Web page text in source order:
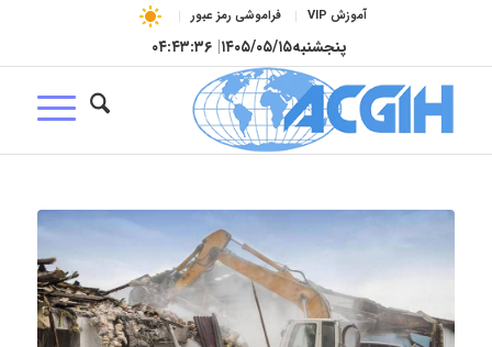
آموزش VIP فراموشی رمز عبور
پنجشنبه۱۴۰۵/۰۵/۱۵| ۰۴:۴۳:۳۷